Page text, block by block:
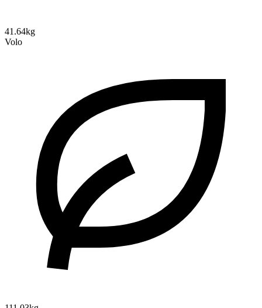
41.64kg
Volo